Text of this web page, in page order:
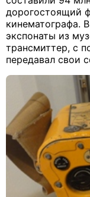
дорогостоящий
кинематографа.
экспонаты из
трансмиттер, с
передавал свои